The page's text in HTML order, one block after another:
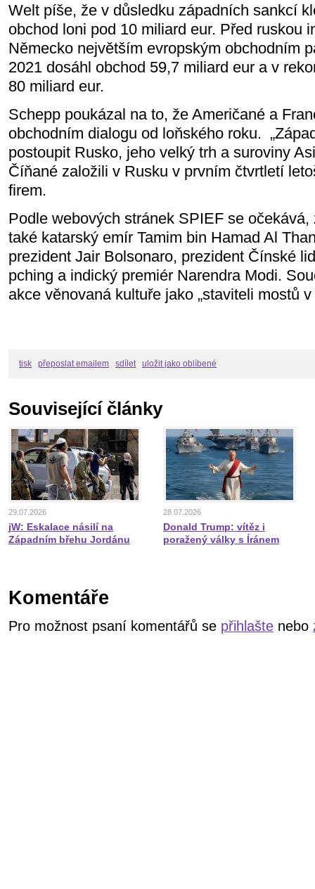
Welt píše, že v důsledku západních sankcí
obchod loni pod 10 miliard eur. Před ruskou
Německo největším evropským obchodním
2021 dosáhl obchod 59,7 miliard eur a v
80 miliard eur.
Schepp poukázal na to, že Američané a
obchodním dialogu od loňského roku.
postoupit Rusko, jeho velký trh a suroviny
Číňané založili v Rusku v prvním čtvrtletí
firem.
Podle webových stránek SPIEF se
také katarský emír Tamim bin Hamad Al
prezident Jair Bolsonaro, prezident Čínské
pching a indický premiér Narendra Modi.
akce věnovaná kultuře jako „staviteli mostů
tisk přeposlat emailem sdílet uložit jako oblíbené
Související články
29.07.2026
jW: Eskalace násilí na
Západním břehu Jordánu
28.07.2026
Donald Trump: vítěz i
poražený války s Íránem
Komentáře
Pro možnost psaní komentářů se přihlašte nebo